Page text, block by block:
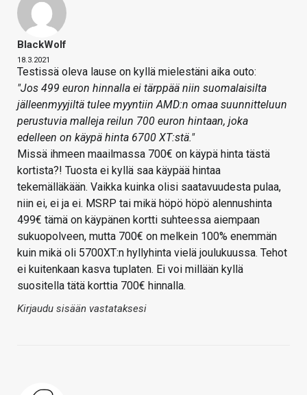
BlackWolf
18.3.2021
Testissä oleva lause on kyllä mielestäni aika outo:
"Jos 499 euron hinnalla ei tärppää niin suomalaisilta
jälleenmyyjiltä tulee myyntiin AMD:n omaa suunnitteluun
perustuvia malleja reilun 700 euron hintaan, joka
edelleen on käypä hinta 6700 XT:stä."
Missä ihmeen maailmassa 700€ on käypä hinta tästä
kortista?! Tuosta ei kyllä saa käypää hintaa
tekemälläkään. Vaikka kuinka olisi saatavuudesta pulaa,
niin ei, ei ja ei. MSRP tai mikä höpö höpö alennushinta
499€ tämä on käypänen kortti suhteessa aiempaan
sukuopolveen, mutta 700€ on melkein 100% enemmän
kuin mikä oli 5700XT:n hyllyhinta vielä joulukuussa. Tehot
ei kuitenkaan kasva tuplaten. Ei voi millään kyllä
suositella tätä korttia 700€ hinnalla.
Kirjaudu sisään vastataksesi